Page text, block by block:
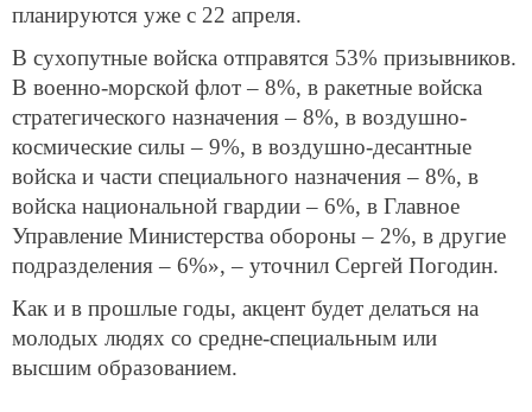
планируются уже с 22 апреля.
В сухопутные войска отправятся 53% призывников.
В военно-морской флот – 8%, в ракетные войска
стратегического назначения – 8%, в воздушно-
космические силы – 9%, в воздушно-десантные
войска и части специального назначения – 8%, в
войска национальной гвардии – 6%, в Главное
Управление Министерства обороны – 2%, в другие
подразделения – 6%», – уточнил Сергей Погодин.
Как и в прошлые годы, акцент будет делаться на
молодых людях со средне-специальным или
высшим образованием.